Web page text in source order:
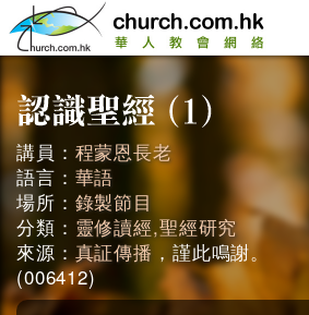
講員： 程蒙恩長老
語言： 華語
場所： 錄製節目
分類： 靈修讀經,聖經研究
來源： 真証傳播 ，謹此鳴謝。
(006412)